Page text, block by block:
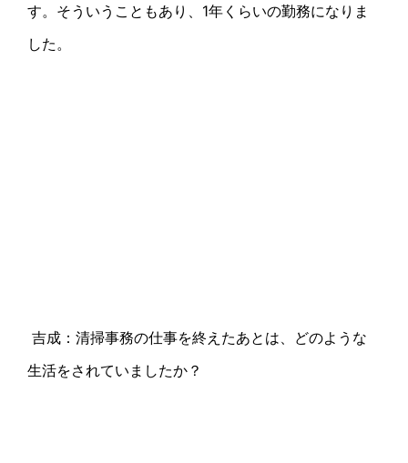
す。そういうこともあり、 1年くらいの勤務になりま
した。
吉成：清掃事務の仕事を終えたあとは、どのような
生活をされていましたか？